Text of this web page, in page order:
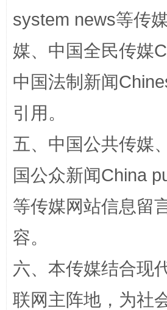
招工难、用工荒背后
system news等传
媒、中国全民传媒
中国法制新闻
引用。
五、中国公共传媒
国公众新闻China
等传媒网站信息留
容。
六、本传媒结合现
联网主阵地，为社